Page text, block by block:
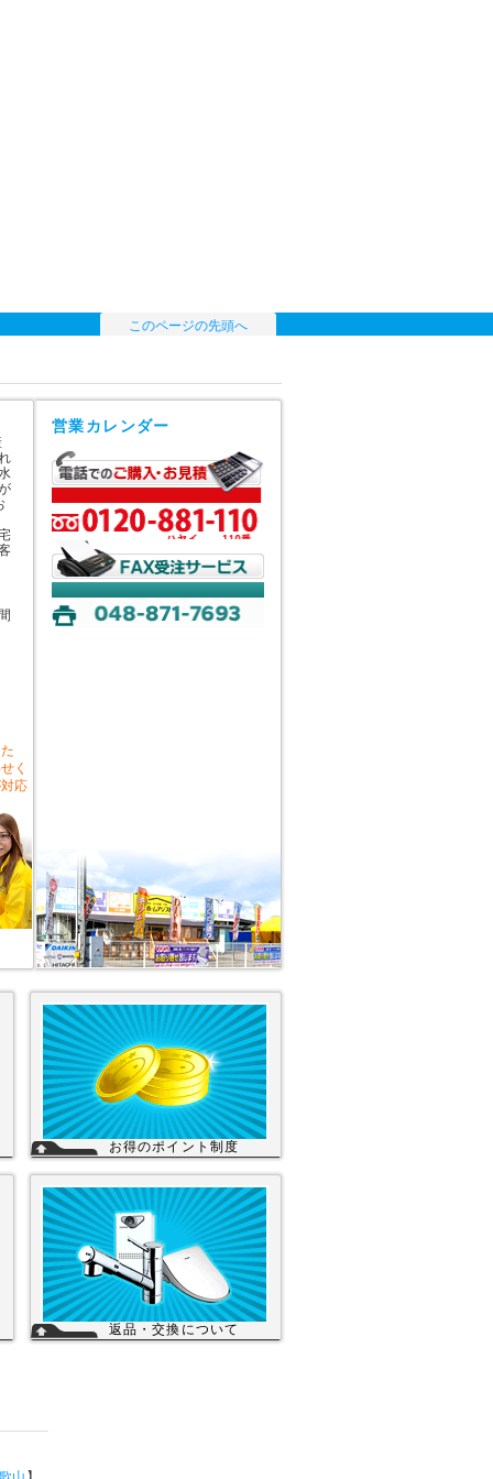
このページの先頭へ
く
応
営業カレンダー
詳細を見る
お得のポイント制度
いただきましたお客様には、商品購入ご
とにポイントを付与いたします。お貯め
いただきましたポイントは、次回のお買
い物にご利用いただくことができます。
会員登録されてもご案内メールは当店を
思い出してほしいと思う程度にさせて頂
いてます。
返品・交換について